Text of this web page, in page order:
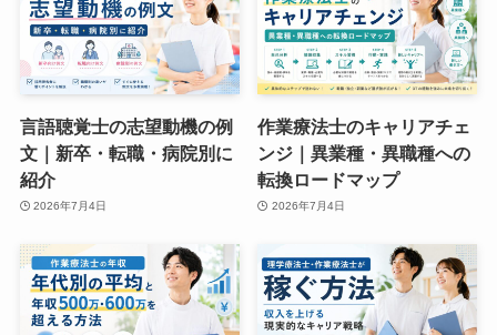
言語聴覚士の志望動機の例
文｜新卒・転職・病院別に
紹介
2026年7月4日
作業療法士のキャリアチェ
ンジ｜異業種・異職種への
転換ロードマップ
2026年7月4日